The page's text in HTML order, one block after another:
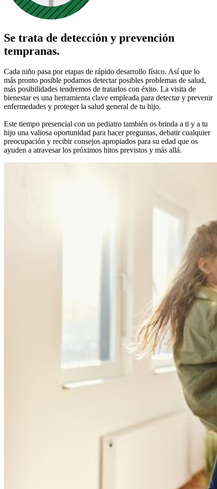
Se trata de detección y prevención
tempranas.
Cada niño pasa por etapas de rápido desarrollo físico. Así que lo
más pronto posible podamos detectar posibles problemas de salud,
más posibilidades tendremos de tratarlos con éxito. La visita de
bienestar es una herramienta clave empleada para detectar y prevenir
enfermedades y proteger la salud general de tu hijo.
Este tiempo presencial con un pediatro también os brinda a ti y a tu
hijo una valiosa oportunidad para hacer preguntas, debatir cualquier
preocupación y recibir consejos apropiados para su edad que os
ayuden a atravesar los próximos hitos previstos y más allá.